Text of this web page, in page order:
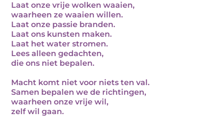
Laat onze vrije wolken waaien,
waarheen ze waaien willen.
Laat onze passie branden.
Laat ons kunsten maken.
Laat het water stromen.
Lees alleen gedachten,
die ons niet bepalen.
Macht komt niet voor niets ten val.
Samen bepalen we de richtingen,
waarheen onze vrije wil,
zelf wil gaan.